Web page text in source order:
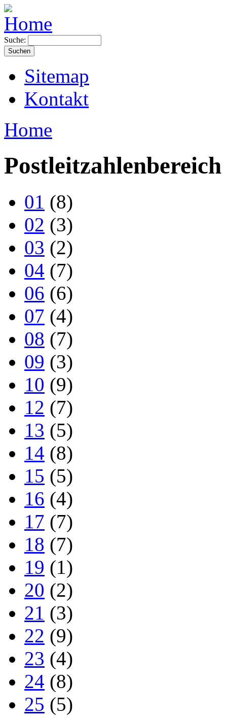
Suche:
Sitemap
Kontakt
Home
Postleitzahlenbereich
01 (8)
02 (3)
03 (2)
04 (7)
06 (6)
07 (4)
08 (7)
09 (3)
10 (9)
12 (7)
13 (5)
14 (8)
15 (5)
16 (4)
17 (7)
18 (7)
19 (1)
20 (2)
21 (3)
22 (9)
23 (4)
24 (8)
25 (5)